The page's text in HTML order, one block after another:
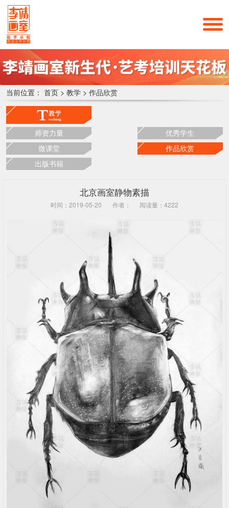
当前位置： 首页 > 教学 > 作品欣赏
师资力量
优秀学生
微课堂
作品欣赏
出版书籍
北京画室静物素描
时间：2019-05-20 作者： 阅读量：4222